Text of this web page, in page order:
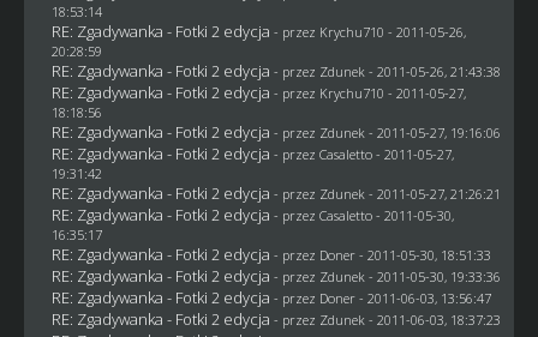
18:53:14
RE: Zgadywanka - Fotki 2 edycja - przez Krychu710 - 2011-05-26,
20:28:59
RE: Zgadywanka - Fotki 2 edycja - przez Zdunek - 2011-05-26, 21:43:38
RE: Zgadywanka - Fotki 2 edycja - przez Krychu710 - 2011-05-27,
18:18:56
RE: Zgadywanka - Fotki 2 edycja - przez Zdunek - 2011-05-27, 19:16:06
RE: Zgadywanka - Fotki 2 edycja - przez Casaletto- 2011-05-27,
19:31:42
RE: Zgadywanka - Fotki 2 edycja - przez Zdunek - 2011-05-27, 21:26:21
RE: Zgadywanka - Fotki 2 edycja - przez Casaletto- 2011-05-30,
16:35:17
RE: Zgadywanka - Fotki 2 edycja - przez Doner- 2011-05-30, 18:51:33
RE: Zgadywanka - Fotki 2 edycja - przez Zdunek - 2011-05-30, 19:33:36
RE: Zgadywanka - Fotki 2 edycja - przez Doner- 2011-06-03, 13:56:47
RE: Zgadywanka - Fotki 2 edycja - przez Zdunek - 2011-06-03, 18:37:23